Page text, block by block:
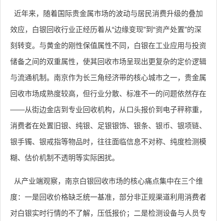
近年来，随着国际贵金属市场的波动与居民消费升级的叠加
效应，白银回收行业正经历着从“边缘变现”到“资产处置”的深
刻转变。与黄金的刚性保值属性不同，白银在工业应用与投资
储备之间的双重属性，使其回收市场呈现出更复杂的定价逻辑
与流通机制。南京作为长三角经济带的核心城市之一，贵金属
回收市场成熟度较高，但行业分散、标准不一的问题依然存在
——从街边金店到专业回收机构，从口头报价到电子秤称重，
消费者在处置旧银、纯银、足银银饰、银条、银币、银项链、
银手镯、银戒指等物品时，往往面临信息不对称、纯度检测模
糊、估价机制不透明等实际困扰。
从产业端观察，南京白银回收市场的核心痛点集中在三个维
度：一是回收价格缺乏统一基准，部分非正规渠道利用消费者
对白银实时行情的不了解，压低报价；二是检测设备与人员专